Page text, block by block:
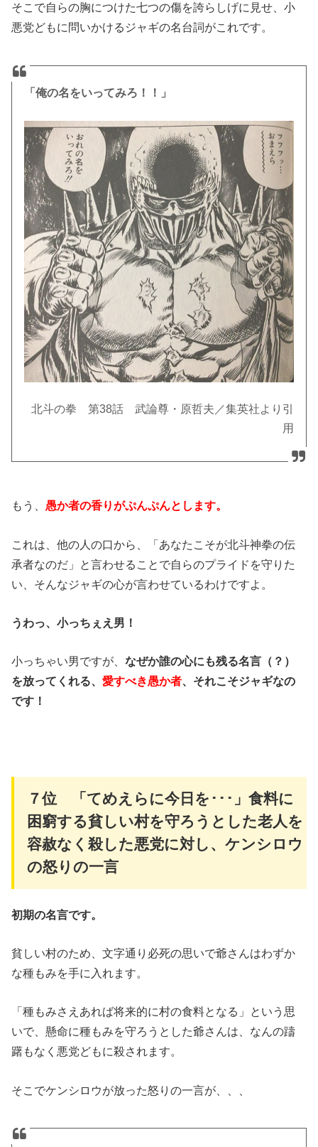
そこで自らの胸につけた七つの傷を誇らしげに見せ、小
悪党どもに問いかけるジャギの名台詞がこれです。
「俺の名をいってみろ！！」
北斗の拳 第38話 武論尊・原哲夫／集英社より引
用
もう、 愚か者の香りがぷんぷんとします。
これは、他の人の口から、「あなたこそが北斗神拳の伝
承者なのだ」と言わせることで自らのプライドを守りた
い、そんなジャギの心が言わせているわけですよ。
うわっ、小っちぇえ男！
小っちゃい男ですが、なぜか誰の心にも残る名言（？）
を放ってくれる、愛すべき愚か者、それこそジャギなの
です！
７位 「てめえらに今日を･･･」食料に
困窮する貧しい村を守ろうとした老人を
容赦なく殺した悪党に対し、ケンシロウ
の怒りの一言
初期の名言です。
貧しい村のため、文字通り必死の思いで爺さんはわずか
な種もみを手に入れます。
「種もみさえあれば将来的に村の食料となる」という思
いで、懸命に種もみを守ろうとした爺さんは、なんの躊
躇もなく悪党どもに殺されます。
そこでケンシロウが放った怒りの一言が、、、